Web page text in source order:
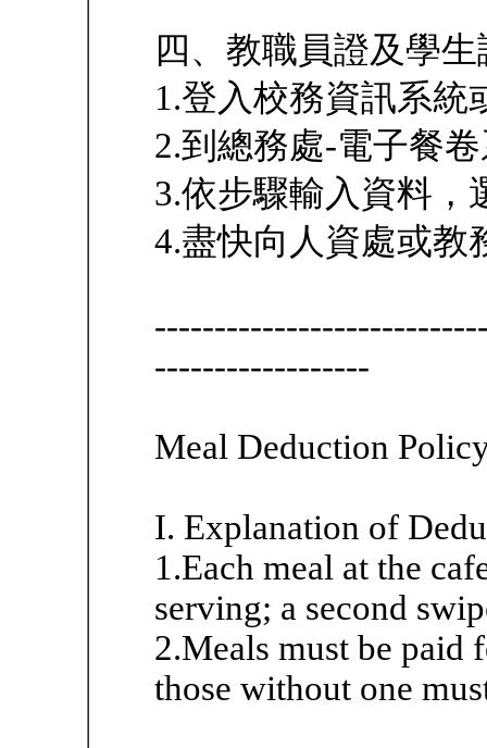
四、教職員證及學
1.登入校務資訊系統
2.到總務處-電子餐
3.依步驟輸入資料，
4.盡快向人資處或教
------------------
Meal Deduction
I. Explanation of
1.Each meal at the
serving; a second
2.Meals must be paid
those without one